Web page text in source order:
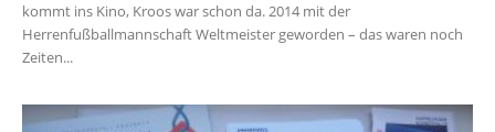
kommt ins Kino, Kroos war schon da. 2014 mit der
Herrenfußballmannschaft Weltmeister geworden – das waren noch
Zeiten...